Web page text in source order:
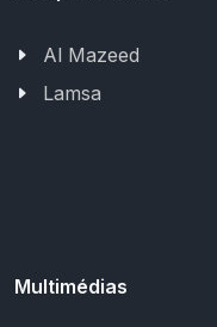
Al Mazeed
Lamsa
Multimédias